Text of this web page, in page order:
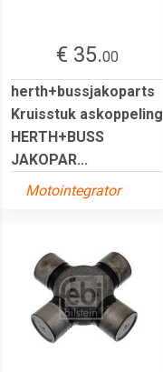
€ 35.00
herth+bussjakoparts
Kruisstuk askoppeling
HERTH+BUSS
JAKOPAR...
Motointegrator